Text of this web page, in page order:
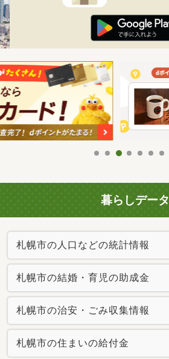
暮らしデータ
札幌市の人口などの統計情報
札幌市の結婚・育児の助成金
札幌市の治安・ごみ収集情報
札幌市の住まいの給付金